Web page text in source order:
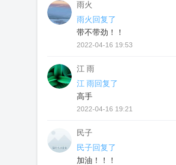
雨火
雨火回复了
带不带劲！！
2022-04-16 19:53
江 雨
江 雨回复了
高手
2022-04-16 19:21
民子
民子回复了
加油！！！